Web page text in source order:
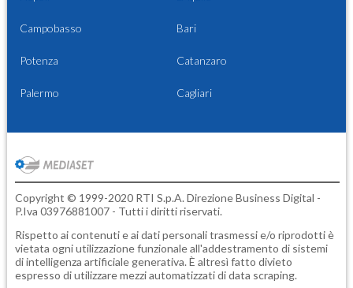
Campobasso Bari
Potenza Catanzaro
Palermo Cagliari
Copyright © 1999-2020 RTI S.p.A. Direzione Business Digital -
P.Iva 03976881007 - Tutti i diritti riservati.
Rispetto ai contenuti e ai dati personali trasmessi e/o riprodotti è
vietata ogni utilizzazione funzionale all'addestramento di sistemi
di intelligenza artificiale generativa. È altresì fatto divieto
espresso di utilizzare mezzi automatizzati di data scraping.